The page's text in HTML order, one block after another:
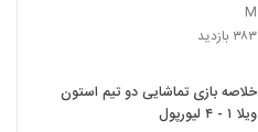
M
۳۸۳ بازدید
خلاصه بازی تماشایی دو تیم استون
ویلا ۱ - ۴ لیورپول